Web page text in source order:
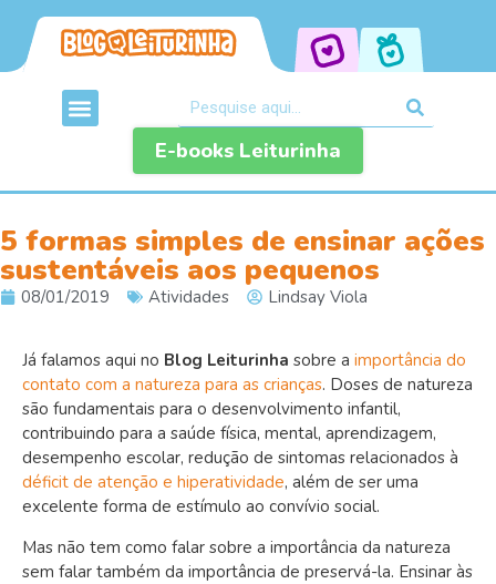
E-books Leiturinha
5 formas simples de ensinar ações
sustentáveis aos pequenos
08/01/2019 Atividades Lindsay Viola
Já falamos aqui no Blog Leiturinha sobre a importância do
contato com a natureza para as crianças. Doses de natureza
são fundamentais para o desenvolvimento infantil,
contribuindo para a saúde física, mental, aprendizagem,
desempenho escolar, redução de sintomas relacionados à
déficit de atenção e hiperatividade, além de ser uma
excelente forma de estímulo ao convívio social.
Mas não tem como falar sobre a importância da natureza
sem falar também da importância de preservá-la. Ensinar às